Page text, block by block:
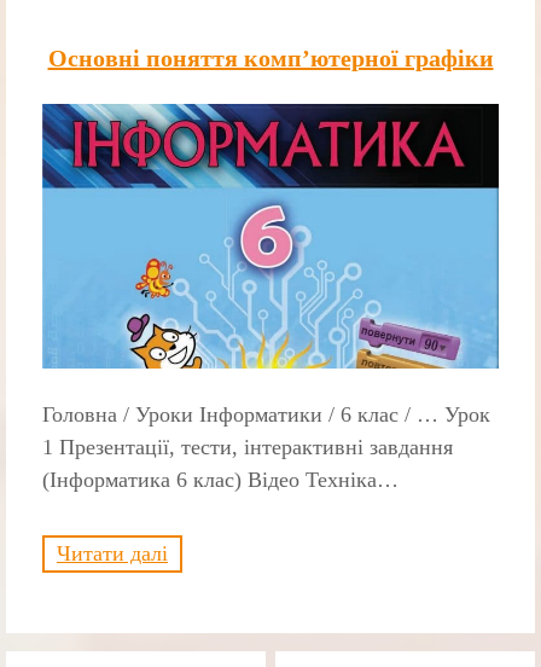
Основні поняття комп’ютерної графіки
Головна / Уроки Інформатики / 6 клас / … Урок
1 Презентації, тести, інтерактивні завдання
(Інформатика 6 клас) Відео Техніка…
Читати далі